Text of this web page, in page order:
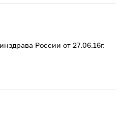
России от 27.06.16г.